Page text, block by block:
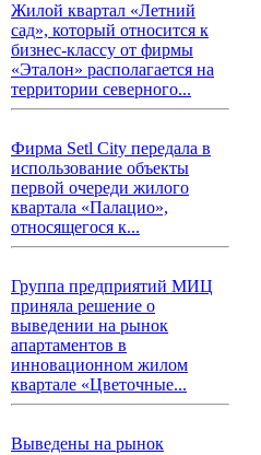
Жилой квартал «Летний
сад», который относится к
бизнес-классу от фирмы
«Эталон» располагается на
территории северного...
Фирма Setl City передала в
использование объекты
первой очереди жилого
квартала «Палацио»,
относящегося к...
Группа предприятий МИЦ
приняла решение о
выведении на рынок
апартаментов в
инновационном жилом
квартале «Цветочные...
Выведены на рынок